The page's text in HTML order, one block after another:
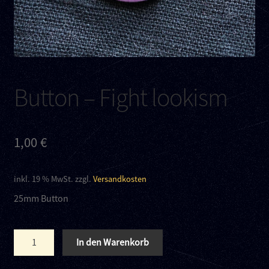
Kontakt
Links
Button – Fight lookism
1,00€
inkl. 19 % MwSt. zzgl. Versandkosten
25mm Button
Fight
In den Warenkorb